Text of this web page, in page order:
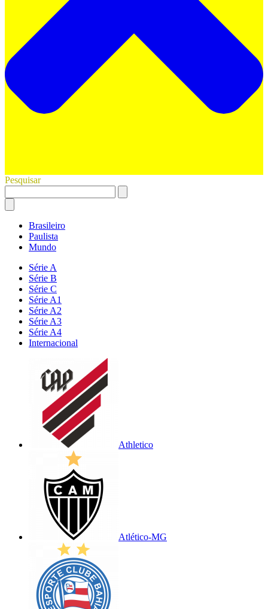
Pesquisar
Brasileiro
Paulista
Mundo
Série A
Série B
Série C
Série A1
Série A2
Série A3
Série A4
Internacional
Athletico
Atlético-MG